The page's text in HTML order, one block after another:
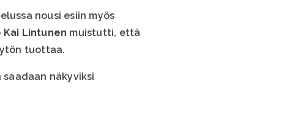
nousi esiin myös
Kai Lintunen muistutti, että
tuottaa.
näkyviksi